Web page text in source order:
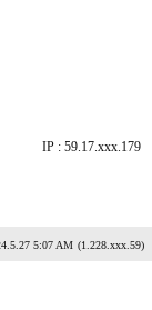
IP : 59.17.xxx.179
5:07 AM (1.228.xxx.59)